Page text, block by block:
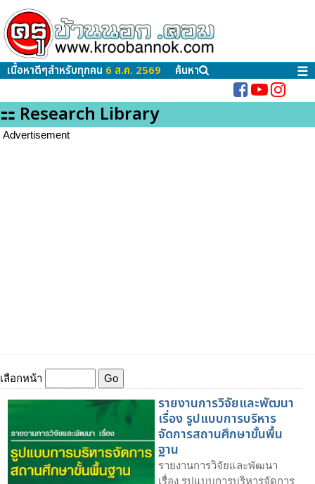
เนื้อหาดีๆสำหรับทุกคน 6 ส.ค. 2569 ค้นหา ☰
⚏ Research Library
Advertisement
เลือกหน้า
รายงานการวิจัยและพัฒนา
เรื่อง รูปแบบการบริหาร
จัดการสถานศึกษาขั้นพื้น
ฐาน
รายงานการวิจัยและพัฒนา
เรื่อง รูปแบบการบริหารจัดการ